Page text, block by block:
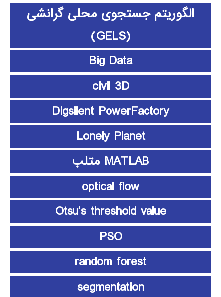
الگوریتم جستجوی محلی گرانشی
(GELS)
Big Data
civil 3D
Digsilent PowerFactory
Lonely Planet
MATLAB متلب
optical flow
Otsu’s threshold value
PSO
random forest
segmentation